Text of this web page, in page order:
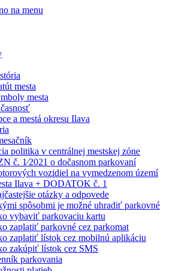
na menu
mesta
mesta
a mestá okresu Ilava
politika v centrálnej mestskej zóne
č. 1⁄2021 o dočasnom parkovaní
vozidiel na vymedzenom území
Ilava + DODATOK č. 1
otázky a odpovede
spôsobmi je možné uhradiť parkovné
vybaviť parkovaciu kartu
zaplatiť parkovné cez parkomat
zaplatiť lístok cez mobilnú aplikáciu
zakúpiť lístok cez SMS
parkovania